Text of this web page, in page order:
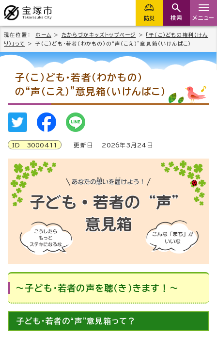
防災 検索 メニュー
現在位置： ホーム > たからづかキッズトップページ >
「子（こ）どもの権利（けん
り）」って
> 子（こ）ども・若者（わかもの）の“声（こえ）”意見箱（いけんばこ）
子（こ）ども・若者（わかもの）
の“声（こえ）”意見箱（いけんばこ）
ID 3000411 更新日 2026年3月 24 日
～子ども・若者の声を聴（き）きます！～
子ども・若者の“声”意見箱って？